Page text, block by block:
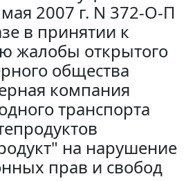
2007 г. N 372-О-П
в принятии к
жалобы открытого
общества
компания
транспорта
на нарушение
прав и свобод